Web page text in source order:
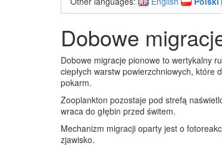
Dobowe
Dobowe migracje pionowe to wertykalny
ciepłych warstw powierzchniowych, które
pokarm.
Zooplankton pozostaje pod strefą
wraca do głębin przed świtem.
Mechanizm migracji oparty jest o
zjawisko.